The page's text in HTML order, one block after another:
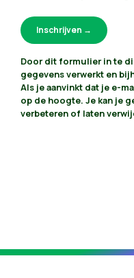
Door dit formulier in te
gegevens verwerkt en
Als je aanvinkt dat je e-
op de hoogte. Je kan je
verbeteren of laten